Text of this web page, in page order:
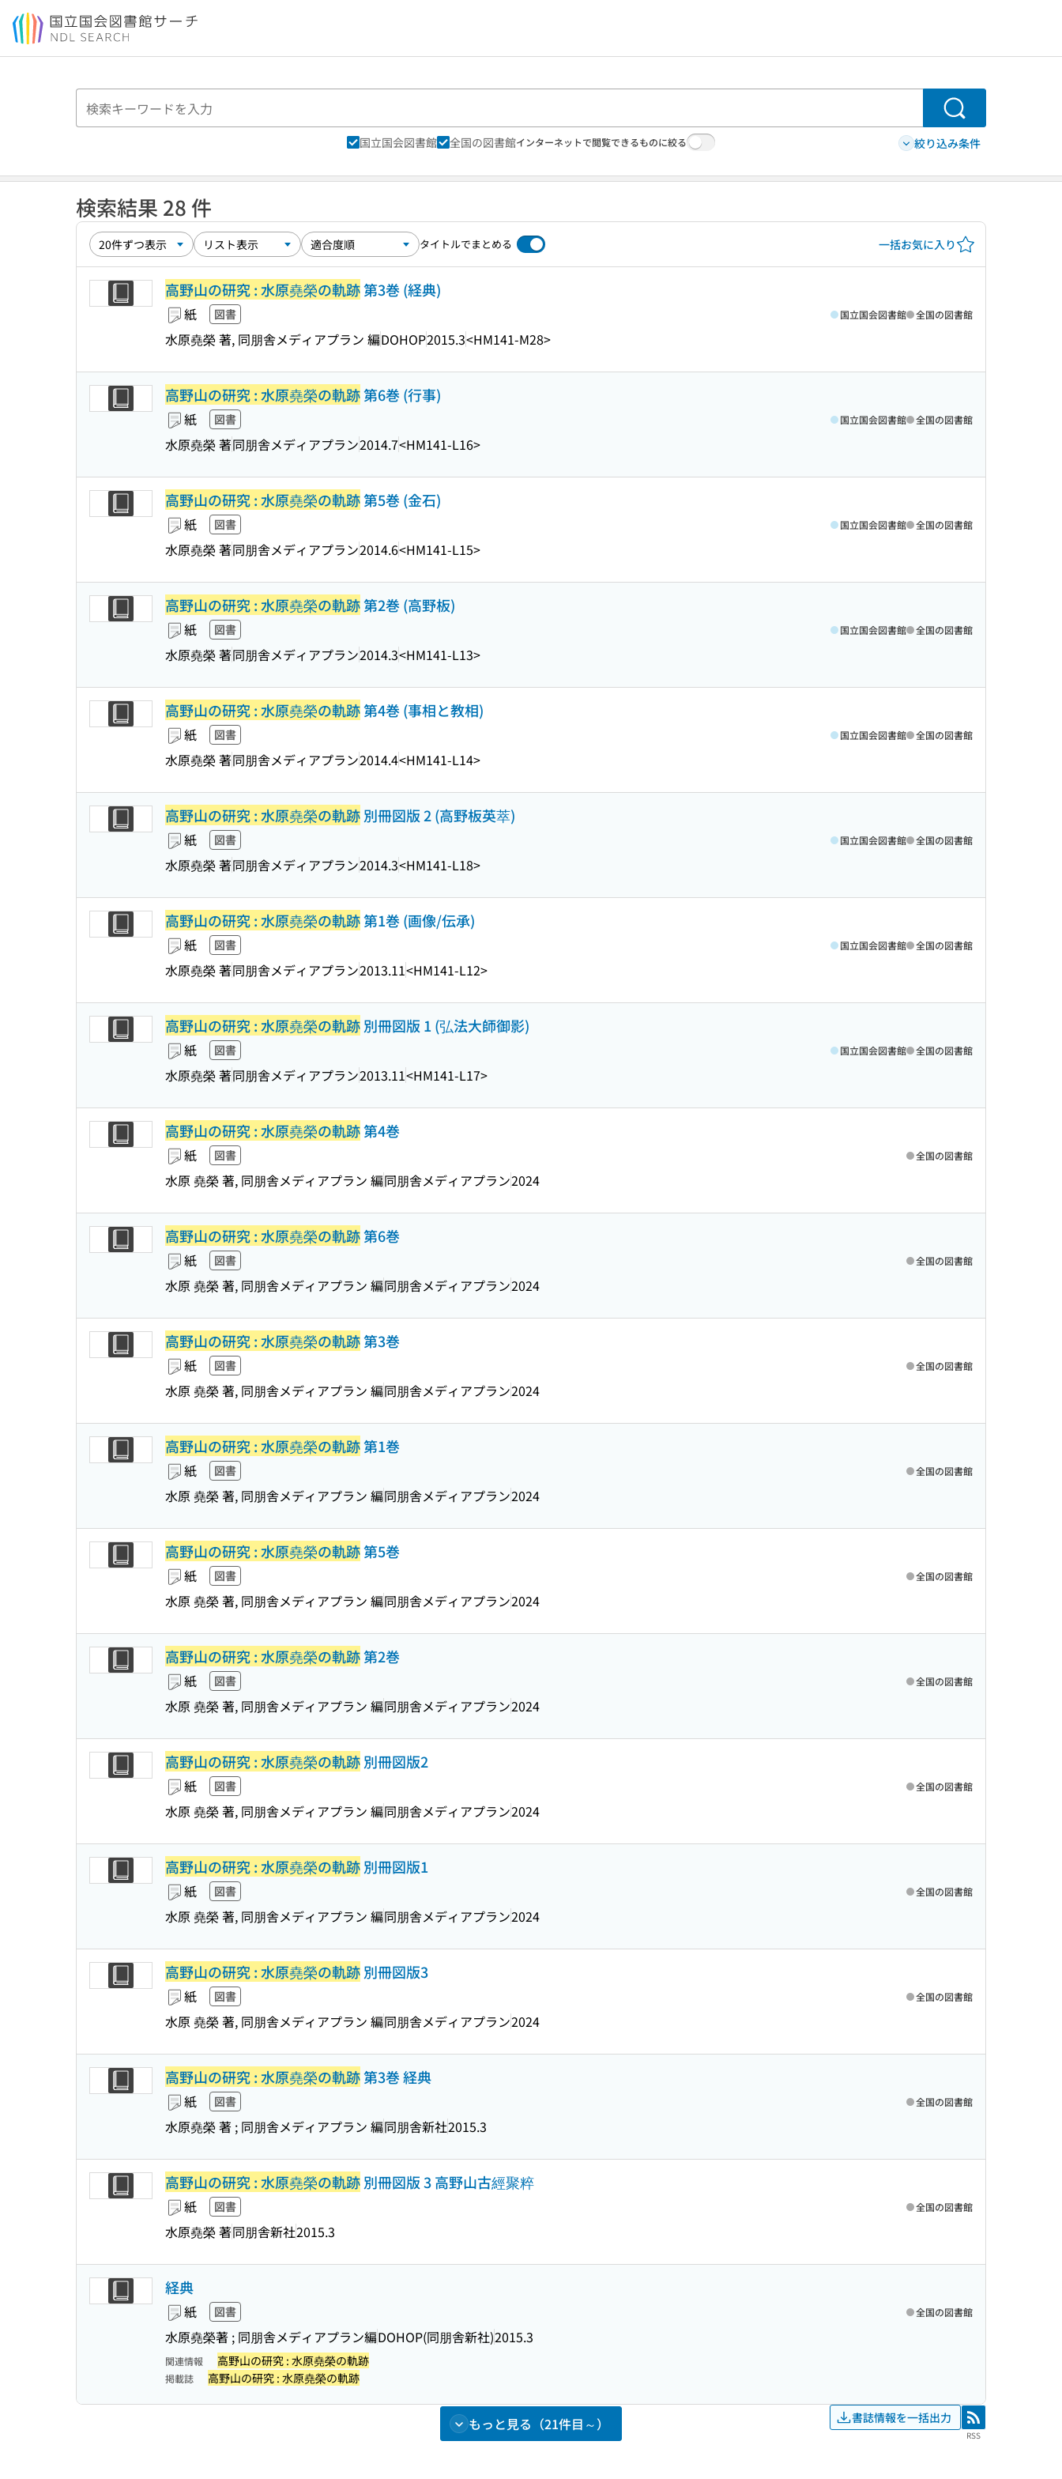
本文へ移動
検索
国立国会図書館 全国の図書館インターネットで閲覧できるものに絞る 絞り込み条件
検索結果 28 件
タイトルでまとめる 一括お気に入り
高野山の研究 : 水原堯榮の軌跡第3巻 (経典)
紙 図書
水原堯榮 著, 同朋舎メディアプラン 編DOHOP2015.3<HM141-M28>
国立国会図書館 全国の図書館
高野山の研究 : 水原堯榮の軌跡第6巻 (行事)
紙 図書
水原堯榮 著同朋舎メディアプラン2014.7<HM141-L16>
国立国会図書館 全国の図書館
高野山の研究 : 水原堯榮の軌跡第5巻 (金石)
紙 図書
水原堯榮 著同朋舎メディアプラン2014.6<HM141-L15>
国立国会図書館 全国の図書館
高野山の研究 : 水原堯榮の軌跡第2巻 (高野板)
紙 図書
水原堯榮 著同朋舎メディアプラン2014.3<HM141-L13>
国立国会図書館 全国の図書館
高野山の研究 : 水原堯榮の軌跡第4巻 (事相と教相)
紙 図書
水原堯榮 著同朋舎メディアプラン2014.4<HM141-L14>
国立国会図書館 全国の図書館
高野山の研究 : 水原堯榮の軌跡別冊図版 2 (高野板英萃)
紙 図書
水原堯榮 著同朋舎メディアプラン2014.3<HM141-L18>
国立国会図書館 全国の図書館
高野山の研究 : 水原堯榮の軌跡第1巻 (画像/伝承)
紙 図書
水原堯榮 著同朋舎メディアプラン2013.11<HM141-L12>
国立国会図書館 全国の図書館
高野山の研究 : 水原堯榮の軌跡別冊図版 1 (弘法大師御影)
紙 図書
水原堯榮 著同朋舎メディアプラン2013.11<HM141-L17>
国立国会図書館 全国の図書館
高野山の研究 : 水原堯榮の軌跡第4巻
紙 図書
水原 堯榮 著, 同朋舎メディアプラン 編同朋舎メディアプラン2024
全国の図書館
高野山の研究 : 水原堯榮の軌跡第6巻
紙 図書
水原 堯榮 著, 同朋舎メディアプラン 編同朋舎メディアプラン2024
全国の図書館
高野山の研究 : 水原堯榮の軌跡第3巻
紙 図書
水原 堯榮 著, 同朋舎メディアプラン 編同朋舎メディアプラン2024
全国の図書館
高野山の研究 : 水原堯榮の軌跡第1巻
紙 図書
水原 堯榮 著, 同朋舎メディアプラン 編同朋舎メディアプラン2024
全国の図書館
高野山の研究 : 水原堯榮の軌跡第5巻
紙 図書
水原 堯榮 著, 同朋舎メディアプラン 編同朋舎メディアプラン2024
全国の図書館
高野山の研究 : 水原堯榮の軌跡第2巻
紙 図書
水原 堯榮 著, 同朋舎メディアプラン 編同朋舎メディアプラン2024
全国の図書館
高野山の研究 : 水原堯榮の軌跡別冊図版2
紙 図書
水原 堯榮 著, 同朋舎メディアプラン 編同朋舎メディアプラン2024
全国の図書館
高野山の研究 : 水原堯榮の軌跡別冊図版1
紙 図書
水原 堯榮 著, 同朋舎メディアプラン 編同朋舎メディアプラン2024
全国の図書館
高野山の研究 : 水原堯榮の軌跡別冊図版3
紙 図書
水原 堯榮 著, 同朋舎メディアプラン 編同朋舎メディアプラン2024
全国の図書館
高野山の研究 : 水原堯榮の軌跡第3巻 経典
紙 図書
水原堯榮 著 ; 同朋舎メディアプラン 編同朋舎新社2015.3
全国の図書館
高野山の研究 : 水原堯榮の軌跡別冊図版 3 高野山古經聚粹
紙 図書
水原堯榮 著同朋舎新社2015.3
全国の図書館
経典
紙 図書
水原堯榮著 ; 同朋舎メディアプラン編DOHOP(同朋舎新社)2015.3
全国の図書館
関連情報 高野山の研究 : 水原堯榮の軌跡
掲載誌 高野山の研究 : 水原堯榮の軌跡
もっと見る（21件目～） 書誌情報を一括出力 RSS
RSS